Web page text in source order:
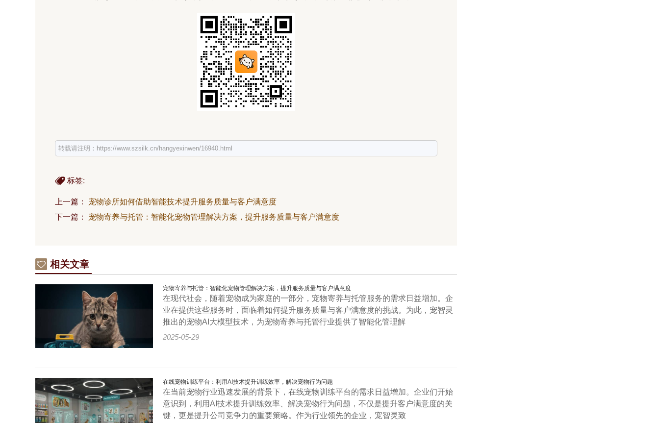
转载请注明：https://www.szsilk.cn/hangyexinwen/16940.html
标签:
上一篇： 宠物诊所如何借助智能技术提升服务质量与客户满意度
下一篇： 宠物寄养与托管：智能化宠物管理解决方案，提升服务质量与客户满意度
相关文章
宠物寄养与托管：智能化宠物管理解决方案，提升服务质量与客户满意度
在现代社会，随着宠物成为家庭的一部分，宠物寄养与托管服务的需求日益增加。企
业在提供这些服务时，面临着如何提升服务质量与客户满意度的挑战。为此，宠智灵
推出的宠物AI大模型技术，为宠物寄养与托管行业提供了智能化管理解
2025-05-29
在线宠物训练平台：利用AI技术提升训练效率，解决宠物行为问题
在当前宠物行业迅速发展的背景下，在线宠物训练平台的需求日益增加。企业们开始
意识到，利用AI技术提升训练效率、解决宠物行为问题，不仅是提升客户满意度的关
键，更是提升公司竞争力的重要策略。作为行业领先的企业，宠智灵致